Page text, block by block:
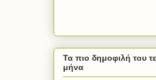
Τα πιο δημοφιλή του
μήνα